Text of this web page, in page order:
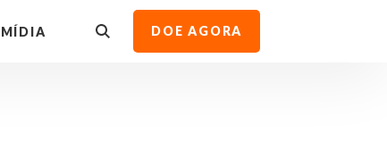
MÍDIA DOE AGORA